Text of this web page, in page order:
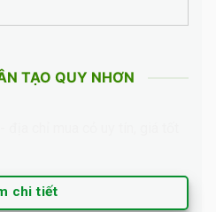
TẠO QUY NHƠN
chi tiết